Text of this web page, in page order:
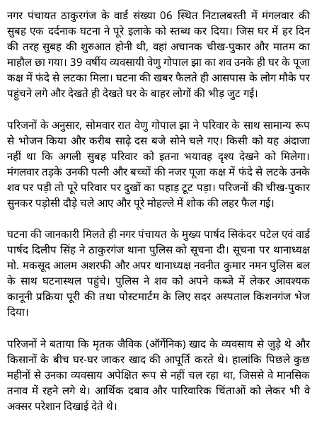
नगर पंचायत ठाकुरगंज के वार्ड संख्या 06 स्थित निटालबस्ती में मंगलवार की
सुबह एक दर्दनाक घटना ने पूरे इलाके को स्तब्ध कर दिया। जिस घर में हर दिन
की तरह सुबह की शुरुआत होनी थी, वहां अचानक चीख-पुकार और मातम का
माहौल छा गया। 39 वर्षीय व्यवसायी वेणु गोपाल झा का शव उनके ही घर के पूजा
कक्ष में फंदे से लटका मिला। घटना की खबर फैलते ही आसपास के लोग मौके पर
पहुंचने लगे और देखते ही देखते घर के बाहर लोगों की भीड़ जुट गई।
परिजनों के अनुसार, सोमवार रात वेणु गोपाल झा ने परिवार के साथ सामान्य रूप
से भोजन किया और करीब साढ़े दस बजे सोने चले गए। किसी को यह अंदाजा
नहीं था कि अगली सुबह परिवार को इतना भयावह दृश्य देखने को मिलेगा।
मंगलवार तड़के उनकी पत्नी और बच्चों की नजर पूजा कक्ष में फंदे से लटके उनके
शव पर पड़ी तो पूरे परिवार पर दुखों का पहाड़ टूट पड़ा। परिजनों की चीख-पुकार
सुनकर पड़ोसी दौड़े चले आए और पूरे मोहल्ले में शोक की लहर फैल गई।
घटना की जानकारी मिलते ही नगर पंचायत के मुख्य पार्षद सिकंदर पटेल एवं वार्ड
पार्षद दिलीप सिंह ने ठाकुरगंज थाना पुलिस को सूचना दी। सूचना पर थानाध्यक्ष
मो. मकसूद आलम अशरफी और अपर थानाध्यक्ष नवनीत कुमार नमन पुलिस बल
के साथ घटनास्थल पहुंचे। पुलिस ने शव को अपने कब्जे में लेकर आवश्यक
कानूनी प्रक्रिया पूरी की तथा पोस्टमार्टम के लिए सदर अस्पताल किशनगंज भेज
दिया।
परिजनों ने बताया कि मृतक जैविक (ऑर्गेनिक) खाद के व्यवसाय से जुड़े थे और
किसानों के बीच घर-घर जाकर खाद की आपूर्ति करते थे। हालांकि पिछले कुछ
महीनों से उनका व्यवसाय अपेक्षित रूप से नहीं चल रहा था, जिससे वे मानसिक
तनाव में रहने लगे थे। आर्थिक दबाव और पारिवारिक चिंताओं को लेकर भी वे
अक्सर परेशान दिखाई देते थे।